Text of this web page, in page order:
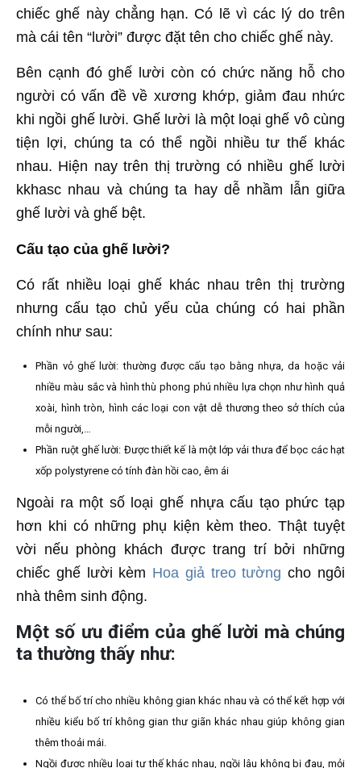
chiếc ghế này chẳng hạn. Có lẽ vì các lý do trên
mà cái tên “lười” được đặt tên cho chiếc ghế này.
Bên cạnh đó ghế lười còn có chức năng hỗ cho
người có vấn đề về xương khớp, giảm đau nhức
khi ngồi ghế lười. Ghế lười là một loại ghế vô cùng
tiện lợi, chúng ta có thể ngồi nhiều tư thế khác
nhau. Hiện nay trên thị trường có nhiều ghế lười
kkhasc nhau và chúng ta hay dễ nhầm lẫn giữa
ghế lười và ghế bệt.
Cấu tạo của ghế lười?
Có rất nhiều loại ghế khác nhau trên thị trường
nhưng cấu tạo chủ yếu của chúng có hai phần
chính như sau:
Phần vỏ ghế lười: thường được cấu tạo bằng nhựa, da hoặc vải
nhiều màu sắc và hình thù phong phú nhiều lựa chọn như hình quả
xoài, hình tròn, hình các loại con vật dễ thương theo sở thích của
mỗi người,…
Phần ruột ghế lười: Được thiết kế là một lớp vải thưa để bọc các hạt
xốp polystyrene có tính đàn hồi cao, êm ái
Ngoài ra một số loại ghế nhựa cấu tạo phức tạp
hơn khi có những phụ kiện kèm theo. Thật tuyệt
vời nếu phòng khách được trang trí bởi những
chiếc ghế lười kèm Hoa giả treo tường cho ngôi
nhà thêm sinh động.
Một số ưu điểm của ghế lười mà chúng
ta thường thấy như:
Có thể bố trí cho nhiều không gian khác nhau và có thể kết hợp với
nhiều kiểu bố trí không gian thư giãn khác nhau giúp không gian
thêm thoải mái.
Ngồi được nhiều loại tư thế khác nhau, ngồi lâu không bị đau, mỏi